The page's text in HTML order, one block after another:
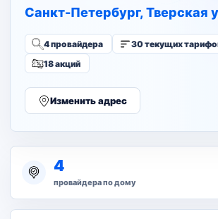
Санкт-Петербург, Тверская
4 провайдера
30 текущих
18 акций
Изменить адрес
4
провайдера по дому